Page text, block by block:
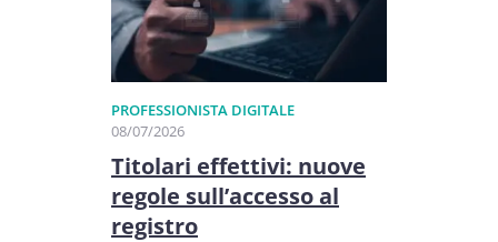
PROFESSIONISTA DIGITALE
08/07/2026
Titolari effettivi: nuove
regole sull’accesso al
registro